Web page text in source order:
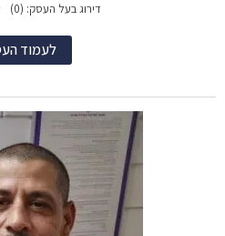
דירוג בעל העסק: (0)
לעמוד